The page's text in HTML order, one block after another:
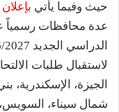
حيث وفيما يأتي
عدة محافظات رسمياً
لاستقبال طلبات
الجيزة، الإسكندرية،
شمال سيناء،